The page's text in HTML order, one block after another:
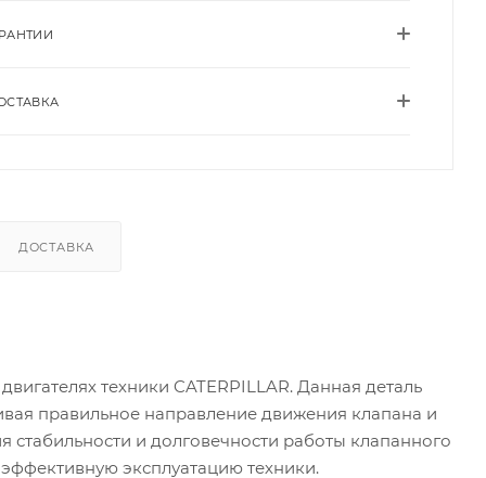
ДОСТАВКА
техники CATERPILLAR. Данная деталь
правильное направление движения клапана и
и долговечности работы клапанного
эксплуатацию техники.